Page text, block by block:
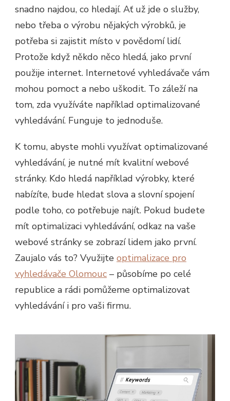
snadno najdou, co hledají. Ať už jde o služby,
nebo třeba o výrobu nějakých výrobků, je
potřeba si zajistit místo v povědomí lidí.
Protože když někdo něco hledá, jako první
použije internet. Internetové vyhledávače vám
mohou pomoct a nebo uškodit. To záleží na
tom, zda využíváte například optimalizované
vyhledávání. Funguje to jednoduše.
K tomu, abyste mohli využívat optimalizované
vyhledávání, je nutné mít kvalitní webové
stránky. Kdo hledá například výrobky, které
nabízíte, bude hledat slova a slovní spojení
podle toho, co potřebuje najít. Pokud budete
mít optimalizaci vyhledávání, odkaz na vaše
webové stránky se zobrazí lidem jako první.
Zaujalo vás to? Využijte optimalizace pro
vyhledávače Olomouc – působíme po celé
republice a rádi pomůžeme optimalizovat
vyhledávání i pro vaši firmu.